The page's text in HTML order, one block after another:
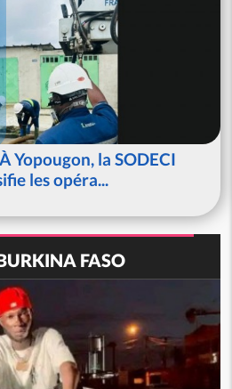
Yopougon, la SODECI
les opéra...
FASO